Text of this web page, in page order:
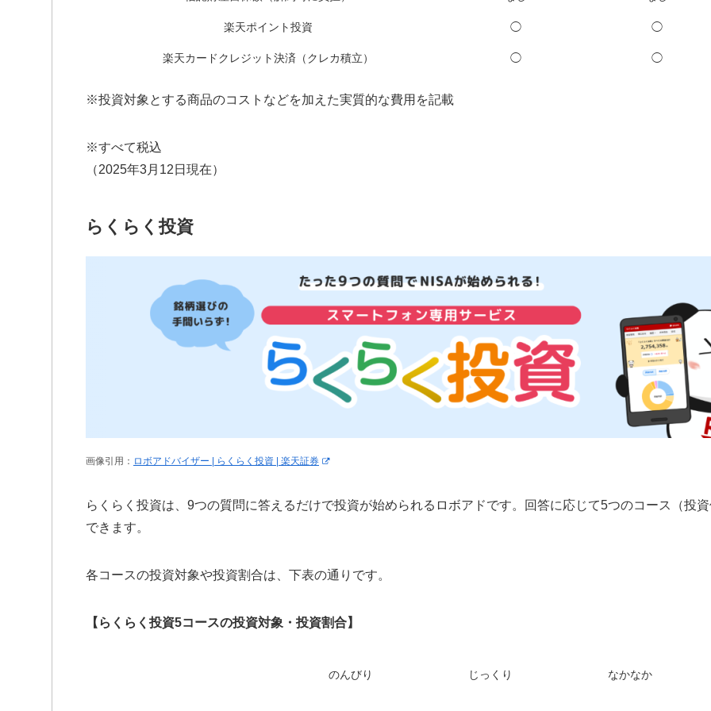
楽天ポイント投資 ◯ ◯
楽天カードクレジット決済（クレカ積立） ◯ ◯
※投資対象とする商品のコストなどを加えた実質的な費用を記載
※すべて税込
（2025年3月12日現在）
らくらく投資
画像引用： ロボアドバイザー | らくらく投資 | 楽天証券
らくらく投資は、9つの質問に答えるだけで投資が始められるロボアドです。回答に応じて5つのコース（投
できます。
各コースの投資対象や投資割合は、下表の通りです。
【らくらく投資5コースの投資対象・投資割合】
のんびり じっくり なかなか